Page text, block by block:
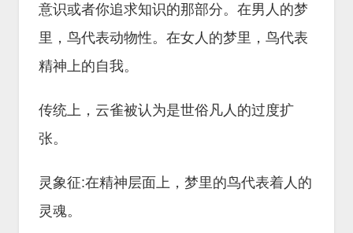
意识或者你追求知识的那部分。在男人的梦
里，鸟代表动物性。在女人的梦里，鸟代表
精神上的自我。
传统上，云雀被认为是世俗凡人的过度扩
张。
灵象征:在精神层面上，梦里的鸟代表着人的
灵魂。